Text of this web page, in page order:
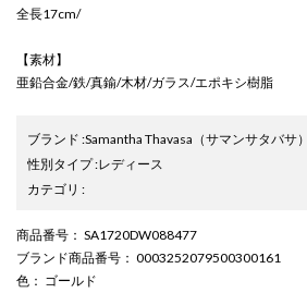
全長17cm/
【素材】
亜鉛合金/鉄/真鍮/木材/ガラス/エポキシ樹脂
ブランド :Samantha Thavasa （サマンサタバサ）
性別タイプ:レディース
カテゴリ :
商品番号 ： SA1720DW088477
ブランド商品番号 ： 0003252079500300161
色 ： ゴールド